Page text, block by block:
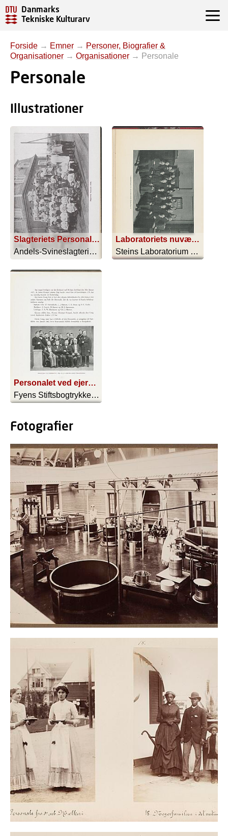
Danmarks
Tekniske Kulturarv
Forside → Emner → Personer, Biografier &
Organisationer → Organisationer → Personale
Personale
Illustrationer
Slagteriets Personale (1913)
Andels-Svineslagteriet i Kolding - 1913
Laboratoriets nuværende personale
Steins Laboratorium 1857-1907 - 1907
Personalet ved ejerskiftet 1862, da J.C. Dreyer købte virksomheden
Fyens Stiftsbogtrykkeri Gennem 150 Aar - 1922
Fotografier